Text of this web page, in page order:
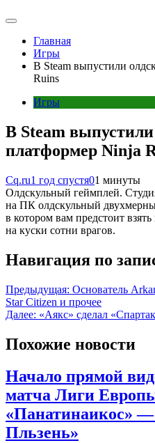
Главная
Игры
В Steam выпустили
Ruins
Игры
В Steam
платформер Ninja
Cq.ru1 год спустя01 минуты
Олдскульный геймплей.
на ПК олдскульный
в котором вам предстоит
на куски сотни врагов.
Навигация по
Предыдущая: Основатель
Star Citizen и прочее
Далее: «Аякс» сделал
Похожие новости
Начало прямой
матча Лиги
«Панатинаикос»
Пльзень»